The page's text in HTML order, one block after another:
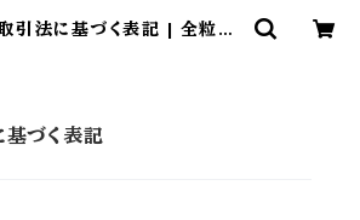
引法に基づく表記 | 全粒粉
づく表記